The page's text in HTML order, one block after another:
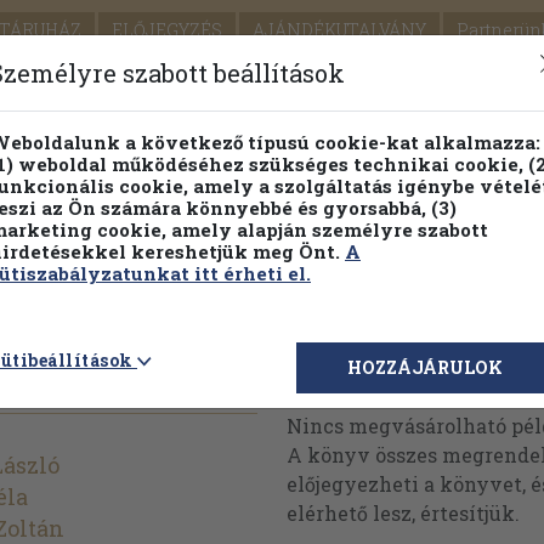
ELŐJEGYZÉS AJÁNDÉKUTALVÁNY
SEGÍTSÉG
PILLANATNYI ÁRAINK FENNTARTHATÓ
Részletes kereső Témaköri fa
I. Megvásárolható
Nincs megvásárolható
A könyv összes
előjegyezheti a könyvet,
elérhető lesz, értesítjük.
szabott beállítások
a következő típusú cookie-kat alkalmazza:
weboldal működéséhez szükséges technikai cookie,
cookie, amely a szolgáltatás igénybe
az Ön számára könnyebbé és gyorsabbá, (3)
cookie, amely alapján személyre szabott
kereshetjük meg Önt. A
itt érheti el.
HOZZÁJÁRULOK